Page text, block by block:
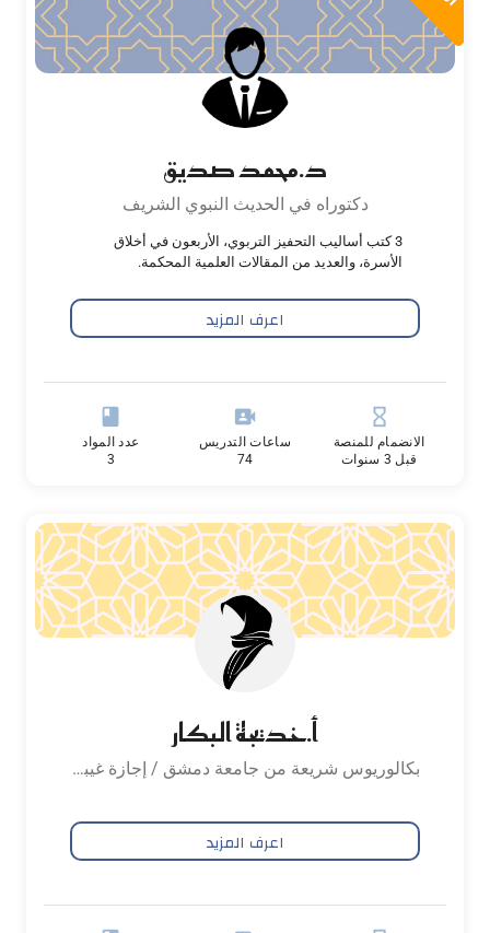
د.محمد صديق
دكتوراه في الحديث النبوي الشريف
3 كتب أساليب التحفيز التربوي، الأربعون في أخلاق
الأسرة، والعديد من المقالات العلمية المحكمة.
اعرف المزيد
hourglass_empty
الانضمام للمنصة
قبل 3 سنوات
video_camera_front
ساعات التدريس
74
book
عدد المواد
3
أ.خديجة البكار
بكالوريوس شريعة من جامعة دمشق / إجازة غيبا برواية حفص عن عاصم بشهادة شيخ القراء أبو الحسن الكردي
اعرف المزيد